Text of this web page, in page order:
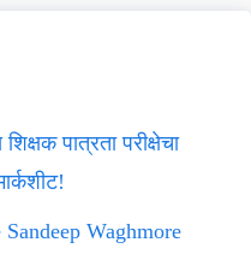
पात्रता परीक्षेचा
Waghmore